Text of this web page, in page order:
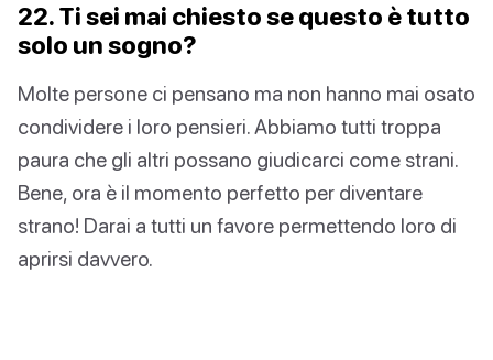
22. Ti sei mai chiesto se questo è tutto
solo un sogno?
Molte persone ci pensano ma non hanno mai osato
condividere i loro pensieri. Abbiamo tutti troppa
paura che gli altri possano giudicarci come strani.
Bene, ora è il momento perfetto per diventare
strano! Darai a tutti un favore permettendo loro di
aprirsi davvero.